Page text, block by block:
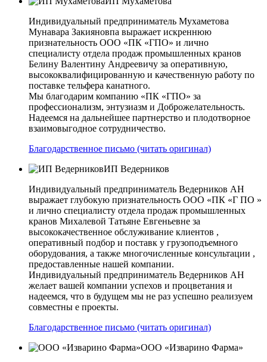
Индивидуальный предприниматель Мухаметова
Мунавара Закияновпа выражает искреннюю
признательность ООО «ПК «ГПО» и лично
специалисту отдела продаж промышленных кранов
Белину Валентину Андреевичу за оперативную,
высококвалифицированную и качественную работу по
поставке тельфера канатного.
Мы благодарим компанию «ПК «ГПО» за
профессионализм, энтузиазм и Доброжелательность.
Надеемся на дальнейшее партнерство и плодотворное
взаимовыгодное сотрудничество.
Благодарственное письмо (читать оригинал)
ИП Ведерников
Индивидуальный предприниматель Ведерников АН
выражает глубокую признательность ООО «ПК «Г ПО »
и лично специалисту отдела продаж промышленных
кранов Михалевой Татьяне Евгеньевне за
высококачественное обслуживание клиентов ,
оперативный подбор и поставк у грузоподъемного
оборудования, а также многочисленные консультации ,
предоставленные нашей компании.
Индивидуальный предприниматель Ведерников АН
желает вашей компании успехов и процветания и
надеемся, что в будущем мы не раз успешно реализуем
совместны е проекты.
Благодарственное письмо (читать оригинал)
ООО «Изварино Фарма»